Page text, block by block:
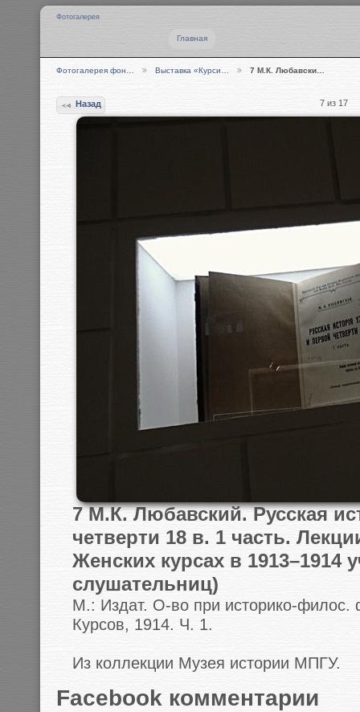
Фотогалерея
Главная
Фотогалерея фон… Выставка «Курси… 7 М.К. Любавски…
Назад 7 из 17
7 М.К. Любавский. Русская
четверти 18 в. 1 часть.
Женских курсах в 1913–1914
слушательниц)
М.: Издат. О-во при историко-
Курсов, 1914. Ч. 1.
Из коллекции Музея истории МПГУ.
Facebook комментарии